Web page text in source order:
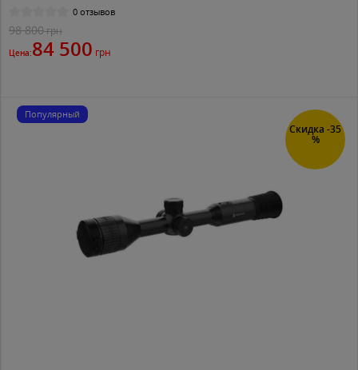
0 отзывов
98 800грн
Цена:84 500 грн
Скидка -35
%
Популярный